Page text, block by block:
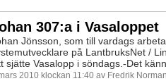
307:a i Vasaloppet
Jönsson, som till vardags
på LantbruksNet /
sjätte Vasalopp i söndags.-Det
2010 klockan 11:40 av Fredrik